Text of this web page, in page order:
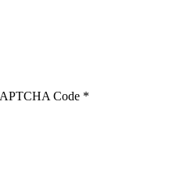
Code *